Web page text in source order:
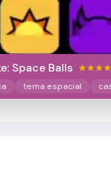
Space Balls
tema espacial